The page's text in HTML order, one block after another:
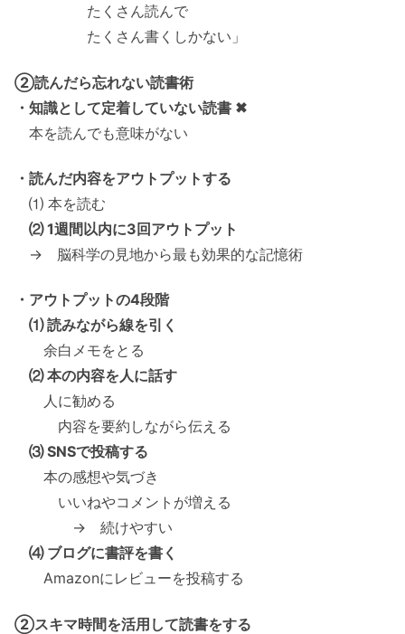
たくさん読んで
たくさん書くしかない」
②読んだら忘れない読書術
・知識として定着していない読書 ✖
本を読んでも意味がない
・読んだ内容をアウトプットする
⑴ 本を読む
⑵ 1週間以内に3回アウトプット
→ 脳科学の見地から最も効果的な記憶術
・アウトプットの4段階
⑴ 読みながら線を引く
余白メモをとる
⑵ 本の内容を人に話す
人に勧める
内容を要約しながら伝える
⑶ SNSで投稿する
本の感想や気づき
いいねやコメントが増える
→ 続けやすい
⑷ ブログに書評を書く
Amazonにレビューを投稿する
②スキマ時間を活用して読書をする